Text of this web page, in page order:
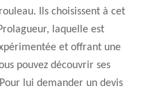
Ils choisissent à cet
laquelle est
et offrant une
pouvez découvrir ses
lui demander un devis